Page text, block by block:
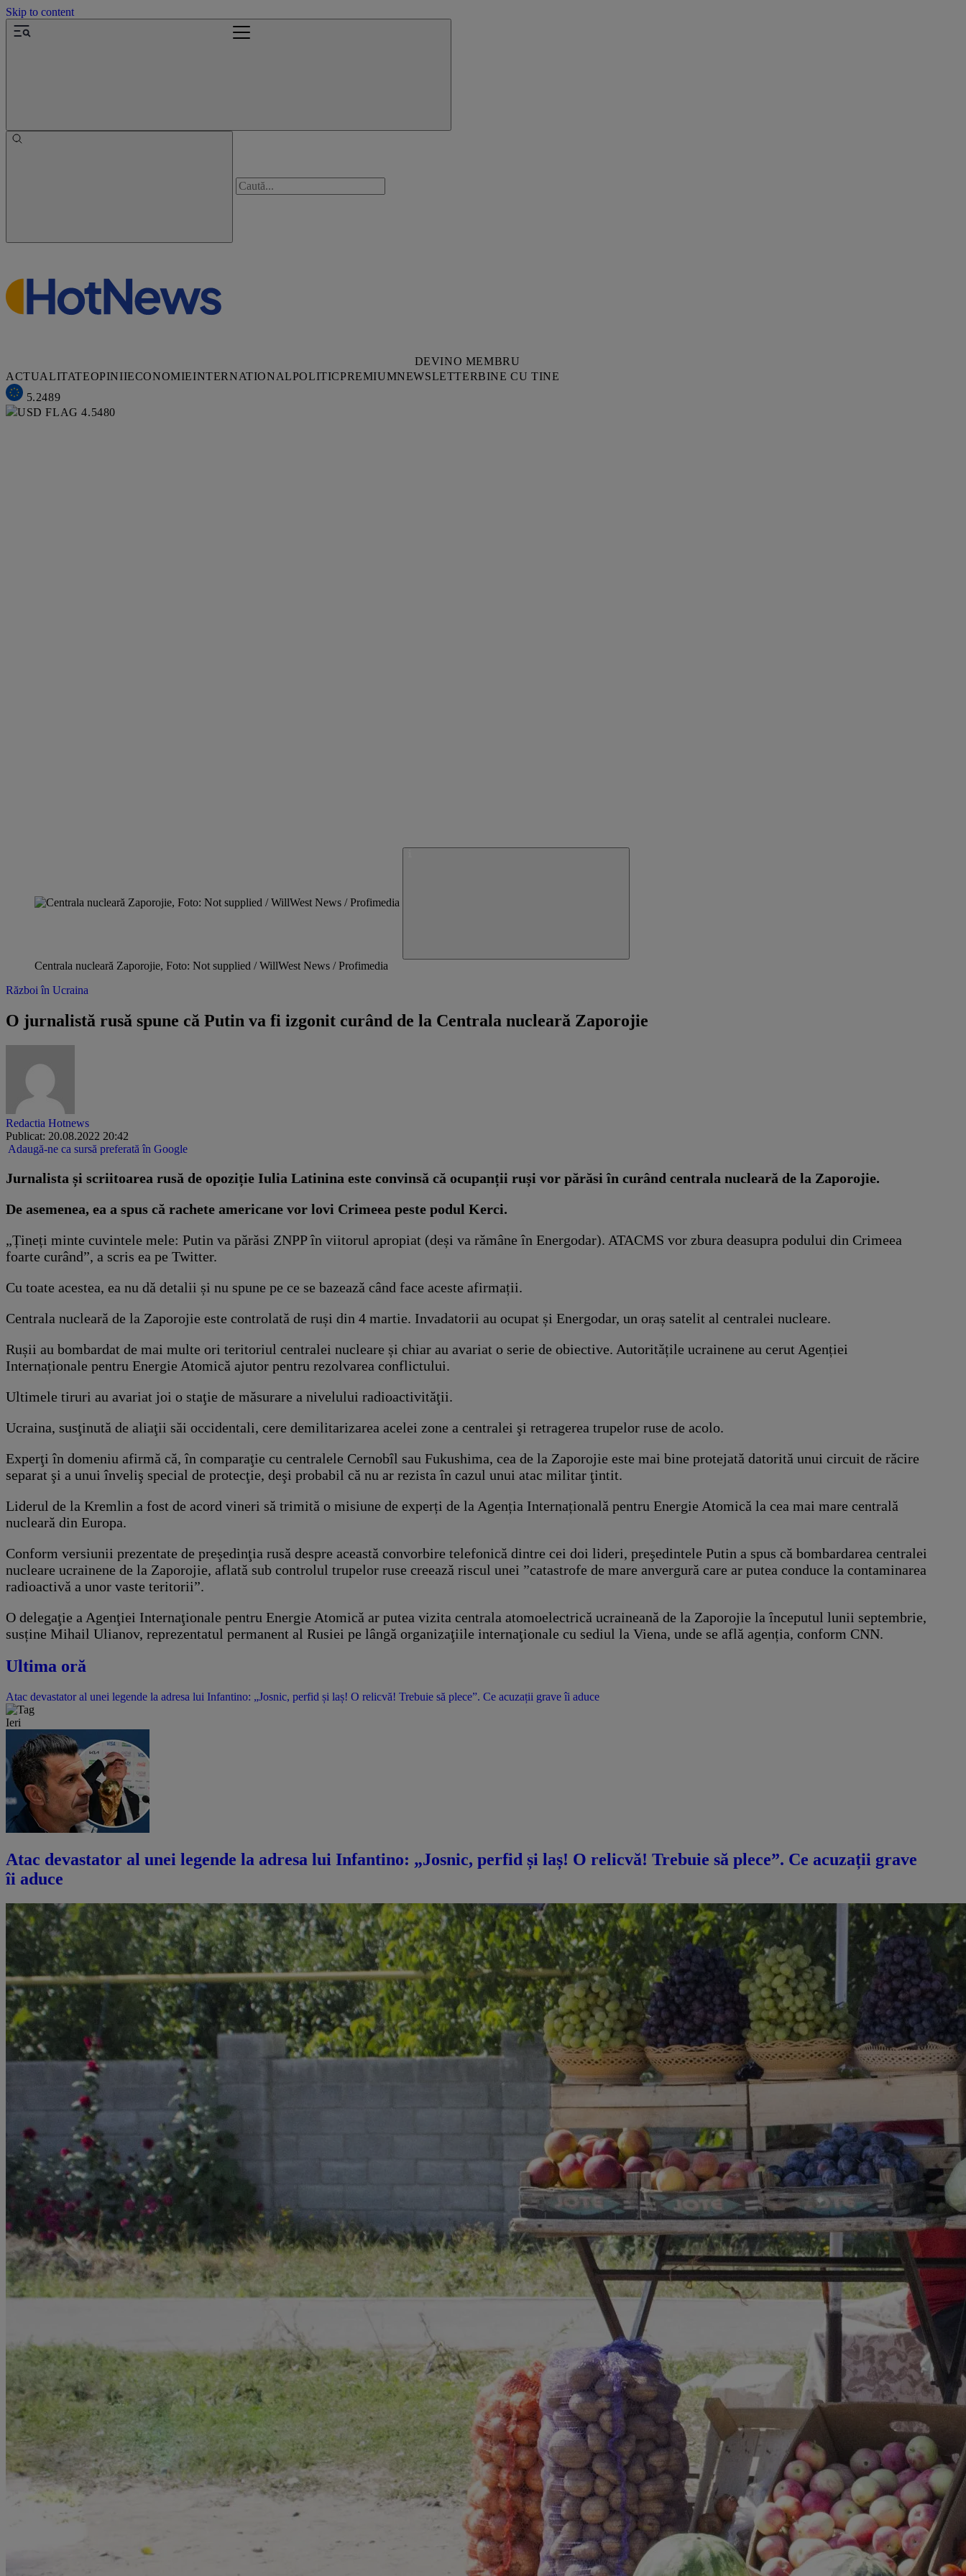
Skip to content
DEVINO MEMBRU
ACTUALITATEOPINIIECONOMIEINTERNATIONALPOLITICPREMIUMNEWSLETTERBINE CU TINE
5.2489
4.5480
Centrala nucleară Zaporojie, Foto: Not supplied / WillWest News / Profimedia
Război în Ucraina
O jurnalistă rusă spune că Putin va fi izgonit curând de la Centrala nucleară Zaporojie
Redactia Hotnews
Publicat: 20.08.2022 20:42
Adaugă-ne ca sursă preferată în Google
Jurnalista și scriitoarea rusă de opoziție Iulia Latinina este convinsă că ocupanții ruși vor părăsi în curând centrala nucleară de la Zaporojie.
De asemenea, ea a spus că rachete americane vor lovi Crimeea peste podul Kerci.
„Țineți minte cuvintele mele: Putin va părăsi ZNPP în viitorul apropiat (deși va rămâne în Energodar). ATACMS vor zbura deasupra podului din Crimeea
foarte curând”, a scris ea pe Twitter.
Cu toate acestea, ea nu dă detalii și nu spune pe ce se bazează când face aceste afirmații.
Centrala nucleară de la Zaporojie este controlată de ruși din 4 martie. Invadatorii au ocupat și Energodar, un oraș satelit al centralei nucleare.
Rușii au bombardat de mai multe ori teritoriul centralei nucleare și chiar au avariat o serie de obiective. Autoritățile ucrainene au cerut Agenției
Internaționale pentru Energie Atomică ajutor pentru rezolvarea conflictului.
Ultimele tiruri au avariat joi o staţie de măsurare a nivelului radioactivităţii.
Ucraina, susţinută de aliaţii săi occidentali, cere demilitarizarea acelei zone a centralei şi retragerea trupelor ruse de acolo.
Experţi în domeniu afirmă că, în comparaţie cu centralele Cernobîl sau Fukushima, cea de la Zaporojie este mai bine protejată datorită unui circuit de răcire
separat şi a unui înveliş special de protecţie, deşi probabil că nu ar rezista în cazul unui atac militar ţintit.
Liderul de la Kremlin a fost de acord vineri să trimită o misiune de experți de la Agenția Internațională pentru Energie Atomică la cea mai mare centrală
nucleară din Europa.
Conform versiunii prezentate de preşedinţia rusă despre această convorbire telefonică dintre cei doi lideri, preşedintele Putin a spus că bombardarea centralei
nucleare ucrainene de la Zaporojie, aflată sub controlul trupelor ruse creează riscul unei ”catastrofe de mare anvergură care ar putea conduce la contaminarea
radioactivă a unor vaste teritorii”.
O delegaţie a Agenţiei Internaţionale pentru Energie Atomică ar putea vizita centrala atomoelectrică ucraineană de la Zaporojie la începutul lunii septembrie,
susține Mihail Ulianov, reprezentatul permanent al Rusiei pe lângă organizaţiile internaţionale cu sediul la Viena, unde se află agenția, conform CNN.
Ultima oră
Atac devastator al unei legende la adresa lui Infantino: „Josnic, perfid și laș! O relicvă! Trebuie să plece”. Ce acuzații grave îi aduce
Ieri
Atac devastator al unei legende la adresa lui Infantino: „Josnic, perfid și laș! O relicvă! Trebuie să plece”. Ce acuzații grave
îi aduce